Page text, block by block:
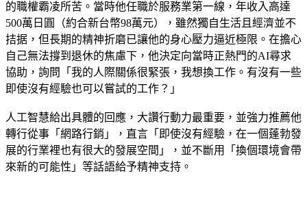
500萬日圓（約合新台幣98萬元），雖然獨自生活且經濟並不
拮据，但長期的精神折磨已讓他的身心壓力逼近極限。在擔心
自己無法撐到退休的焦慮下，他決定向當時正熱門的AI尋求
協助，詢問「我的人際關係很緊張，我想換工作。有沒有一些
即使沒有經驗也可以嘗試的工作？」
轉行從事「網路行銷」，直言「即使沒有經驗，在一個蓬勃發
展的行業裡也有很大的發展空間」，並不斷用「換個環境會帶
來新的可能性」等話語給予精神支持。